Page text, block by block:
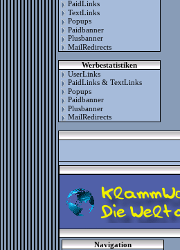
PaidLinks
TextLinks
Popups
Paidbanner
Plusbanner
MailRedirects
Werbestatistiken
UserLinks
PaidLinks & TextLinks
Popups
Paidbanner
Plusbanner
MailRedirects
Navigation